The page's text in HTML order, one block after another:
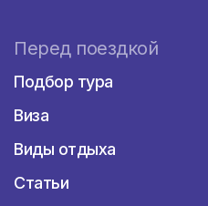
Перед поездкой
Подбор тура
Виза
Виды отдыха
Статьи